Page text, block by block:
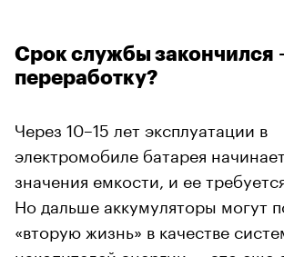
Срок службы закончился
переработку?
Через 10–15 лет эксплуатации в
электромобиле батарея
значения емкости, и ее
Но дальше аккумуляторы могут
«вторую жизнь» в качестве